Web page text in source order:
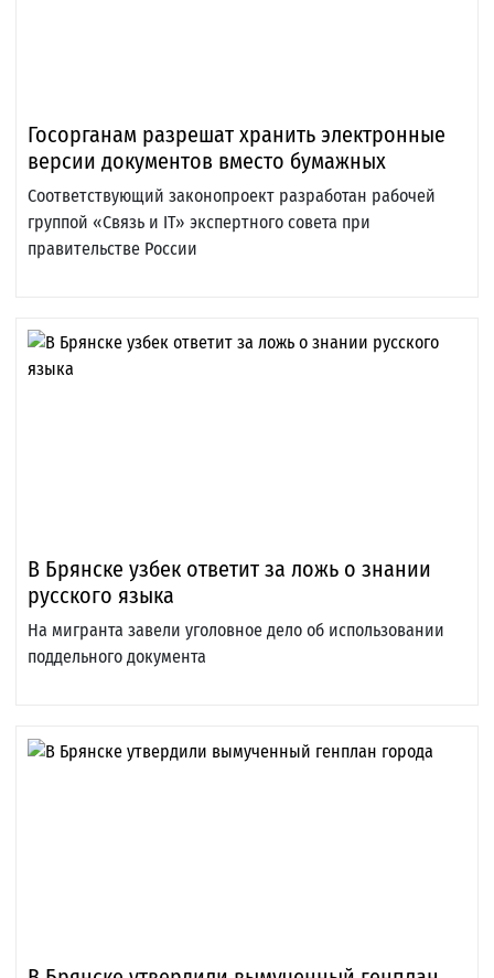
Госорганам разрешат хранить электронные
версии документов вместо бумажных
Соответствующий законопроект разработан рабочей
группой «Связь и IТ» экспертного совета при
правительстве России
В Брянске узбек ответит за ложь о знании
русского языка
На мигранта завели уголовное дело об использовании
поддельного документа